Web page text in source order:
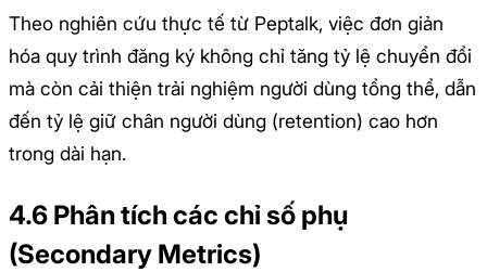
Theo nghiên cứu thực tế từ Peptalk, việc đơn giản
hóa quy trình đăng ký không chỉ tăng tỷ lệ chuyển đổi
mà còn cải thiện trải nghiệm người dùng tổng thể, dẫn
đến tỷ lệ giữ chân người dùng (retention) cao hơn
trong dài hạn.
4.6 Phân tích các chỉ số phụ
(Secondary Metrics)